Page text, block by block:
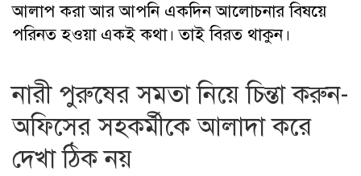
আলাপ করা আর আপনি একদিন আলোচনার বিষয়ে
পরিনত হওয়া একই কথা। তাই বিরত থাকুন।
নারী পুরুষের সমতা নিয়ে চিন্তা করুন-
অফিসের সহকর্মীকে আলাদা করে
দেখা ঠিক নয়